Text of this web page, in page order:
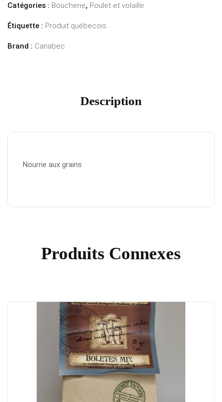
Catégories : Boucherie, Poulet et volaille
Étiquette : Produit québecois
Brand : Canabec
Description
Nourrie aux grains
Produits Connexes